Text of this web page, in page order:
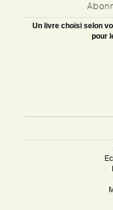
Un livre choisi selon
pour